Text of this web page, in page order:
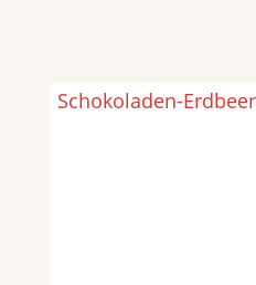
Schokoladen-